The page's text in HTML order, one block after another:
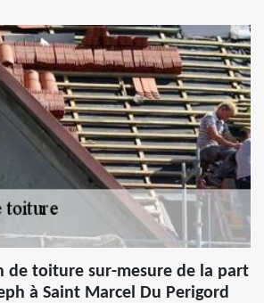
de toiture sur-mesure de la part
à Saint Marcel Du Perigord